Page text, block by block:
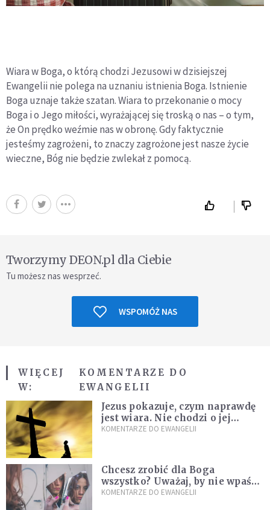
Wiara w Boga, o którą chodzi Jezusowi w dzisiejszej
Ewangelii nie polega na uznaniu istnienia Boga. Istnienie
Boga uznaje także szatan. Wiara to przekonanie o mocy
Boga i o Jego miłości, wyrażającej się troską o nas – o tym,
że On prędko weźmie nas w obronę. Gdy faktycznie
jesteśmy zagrożeni, to znaczy zagrożone jest nasze życie
wieczne, Bóg nie będzie zwlekał z pomocą.
Tworzymy DEON.pl dla Ciebie
Tu możesz nas wesprzeć.
WSPOMÓŻ NAS
WIĘCEJ
W:
KOMENTARZE DO
EWANGELII
Jezus pokazuje, czym naprawdę
jest wiara. Nie chodzi o jej
wielkość
KOMENTARZE DO EWANGELII
Chcesz zrobić dla Boga
wszystko? Uważaj, by nie wpaść
w groźną pułapkę
KOMENTARZE DO EWANGELII